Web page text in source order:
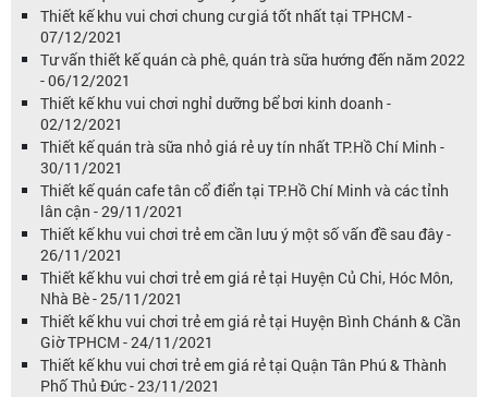
Thiết kế khu vui chơi chung cư giá tốt nhất tại TPHCM -
07/12/2021
Tư vấn thiết kế quán cà phê, quán trà sữa hướng đến năm 2022
- 06/12/2021
Thiết kế khu vui chơi nghỉ dưỡng bể bơi kinh doanh -
02/12/2021
Thiết kế quán trà sữa nhỏ giá rẻ uy tín nhất TP.Hồ Chí Minh -
30/11/2021
Thiết kế quán cafe tân cổ điển tại TP.Hồ Chí Minh và các tỉnh
lân cận - 29/11/2021
Thiết kế khu vui chơi trẻ em cần lưu ý một số vấn đề sau đây -
26/11/2021
Thiết kế khu vui chơi trẻ em giá rẻ tại Huyện Củ Chi, Hóc Môn,
Nhà Bè - 25/11/2021
Thiết kế khu vui chơi trẻ em giá rẻ tại Huyện Bình Chánh & Cần
Giờ TPHCM - 24/11/2021
Thiết kế khu vui chơi trẻ em giá rẻ tại Quận Tân Phú & Thành
Phố Thủ Đức - 23/11/2021